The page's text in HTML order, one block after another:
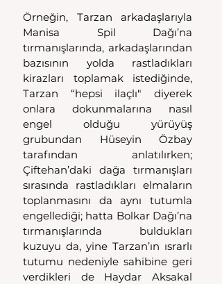
Örneğin, Tarzan arkadaşlarıyla
Manisa Spil Dağı’na
tırmanışlarında, arkadaşlarından
bazısının yolda rastladıkları
kirazları toplamak istediğinde,
Tarzan “hepsi ilaçlı" diyerek
onlara dokunmalarına nasıl
engel olduğu yürüyüş
grubundan Hüseyin Özbay
tarafından anlatılırken;
Çiftehan’daki dağa tırmanışları
sırasında rastladıkları elmaların
toplanmasını da aynı tutumla
engellediği; hatta Bolkar Dağı’na
tırmanışlarında buldukları
kuzuyu da, yine Tarzan’ın ısrarlı
tutumu nedeniyle sahibine geri
verdikleri de Haydar Aksakal